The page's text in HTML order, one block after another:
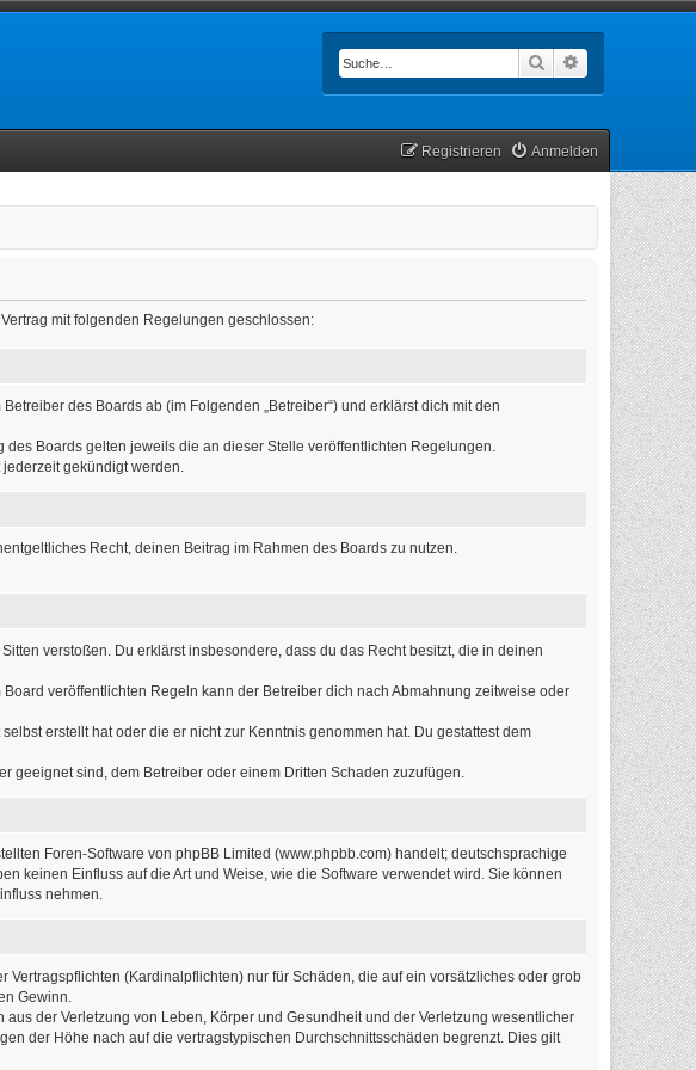
Suche
Anmelden
Registrieren
mit folgenden Regelungen geschlossen:
des Boards ab (im Folgenden „Betreiber“) und erklärst dich mit den
Boards gelten jeweils die an dieser Stelle veröffentlichten Regelungen.
gekündigt werden.
Recht, deinen Beitrag im Rahmen des Boards zu nutzen.
verstoßen. Du erklärst insbesondere, dass du das Recht besitzt, die in deinen
veröffentlichten Regeln kann der Betreiber dich nach Abmahnung zeitweise oder
erstellt hat oder die er nicht zur Kenntnis genommen hat. Du gestattest dem
geeignet sind, dem Betreiber oder einem Dritten Schaden zuzufügen.
Foren-Software von phpBB Limited (www.phpbb.com) handelt; deutschsprachige
keinen Einfluss auf die Art und Weise, wie die Software verwendet wird. Sie können
nehmen.
(Kardinalpflichten) nur für Schäden, die auf ein vorsätzliches oder grob
Gewinn.
der Verletzung von Leben, Körper und Gesundheit und der Verletzung wesentlicher
der Höhe nach auf die vertragstypischen Durchschnittsschäden begrenzt. Dies gilt